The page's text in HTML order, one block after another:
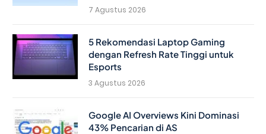
7 Agustus 2026
5 Rekomendasi Laptop Gaming
dengan Refresh Rate Tinggi untuk
Esports
3 Agustus 2026
Google AI Overviews Kini Dominasi
43% Pencarian di AS